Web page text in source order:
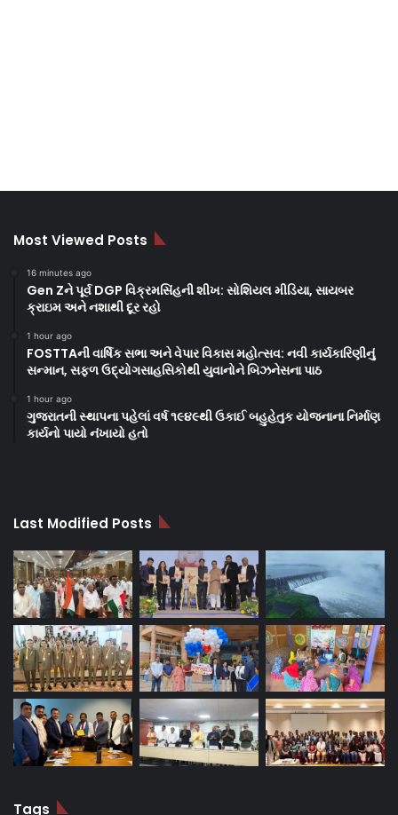
Most Viewed Posts
16 minutes ago
Gen Zને પૂર્વ DGP વિક્રમસિંહની શીખ: સોશિયલ મીડિયા, સાયબર
ક્રાઇમ અને નશાથી દૂર રહો
1 hour ago
FOSTTAની વાર્ષિક સભા અને વેપાર વિકાસ મહોત્સવ: નવી કાર્યકારિણીનું
સન્માન, સફળ ઉદ્યોગસાહસિકોથી યુવાનોને બિઝનેસના પાઠ
1 hour ago
ગુજરાતની સ્થાપના પહેલાં વર્ષ ૧૯૪૯થી ઉકાઈ બહુહેતુક યોજનાના નિર્માણ
કાર્યનો પાયો નંખાયો હતો
Last Modified Posts
Tags